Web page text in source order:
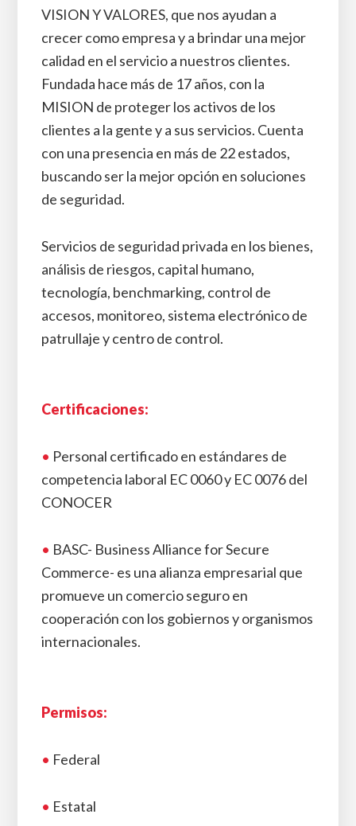
VISION Y VALORES, que nos ayudan a
crecer como empresa y a brindar una mejor
calidad en el servicio a nuestros clientes.
Fundada hace más de 17 años, con la
MISION de proteger los activos de los
clientes a la gente y a sus servicios. Cuenta
con una presencia en más de 22 estados,
buscando ser la mejor opción en soluciones
de seguridad.
Servicios de seguridad privada en los bienes,
análisis de riesgos, capital humano,
tecnología, benchmarking, control de
accesos, monitoreo, sistema electrónico de
patrullaje y centro de control.
Certificaciones:
• Personal certificado en estándares de
competencia laboral EC 0060 y EC 0076 del
CONOCER
• BASC- Business Alliance for Secure
Commerce- es una alianza empresarial que
promueve un comercio seguro en
cooperación con los gobiernos y organismos
internacionales.
Permisos:
• Federal
• Estatal